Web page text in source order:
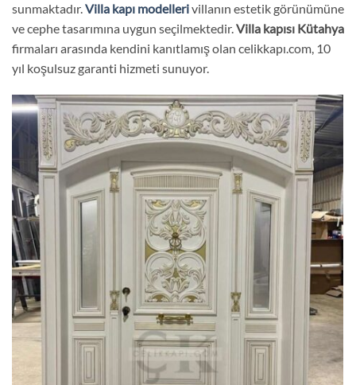
sunmaktadır.Villa kapı modellerivillanın estetik görünümüne
ve cephe tasarımına uygun seçilmektedir.Villa kapısı Kütahya
firmaları arasında kendini kanıtlamış olan celikkapı.com, 10
yıl koşulsuz garanti hizmeti sunuyor.